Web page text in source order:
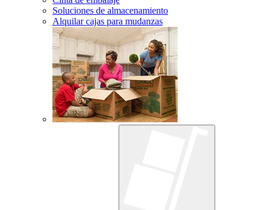
Soluciones de almacenamiento
Alquilar cajas para mudanzas